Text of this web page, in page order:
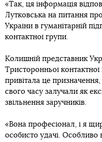
«Так, ця інформація
Лутковська на питання
України в гуманітарній
контактної групи.
Колишній представник
Тристоронньої
привітала це
свого часу залучали як
звільнення заручників.
«Вона професіонал, і я
особисто удачі. Особливо